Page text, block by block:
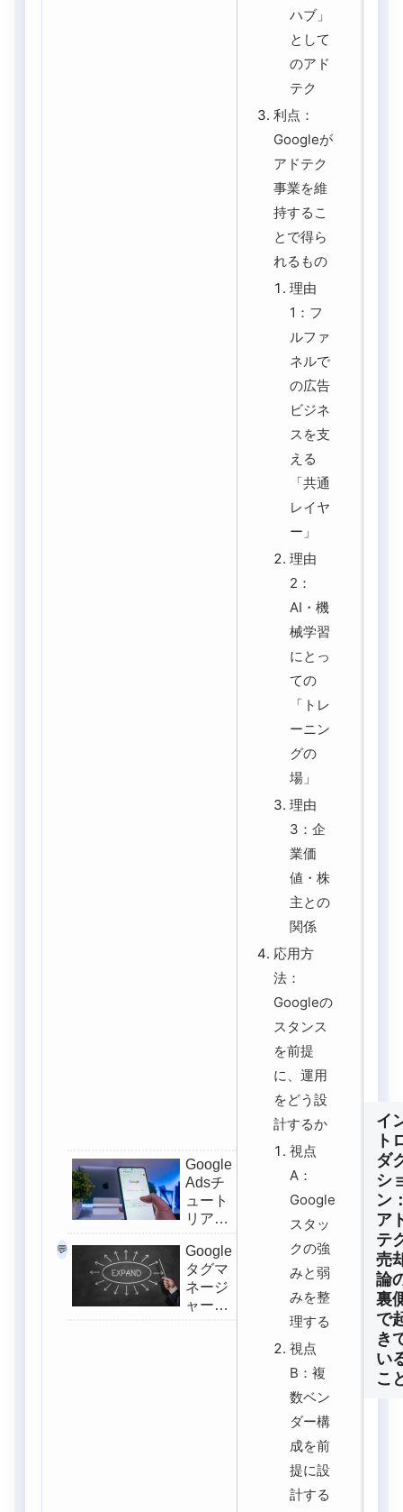
💬
Google
Adsチ
ュート
リア
心者向
け完全
ガイド
Google
タグマ
ネージ
ャーに
ハブ」
として
のアド
テク
利点：
Googleが
アドテク
事業を維
持するこ
とで得ら
れるもの
理由
1：フ
ルファ
ネルで
の広告
ビジネ
スを支
える
「共通
レイヤ
ー」
理由
2：
AI・機
械学習
にとっ
ての
「トレ
ーニン
グの
場」
理由
3：企
業価
値・株
主との
関係
応用方
法：
Googleの
スタンス
を前提
に、運用
をどう設
計するか
視点
A：
Google
スタッ
クの強
みと弱
みを整
理する
視点
B：複
数ベン
ダー構
成を前
提に設
計する
イ
ト
ダ
シ
ン
ア
テ
売
論
裏
で
き
い
こ